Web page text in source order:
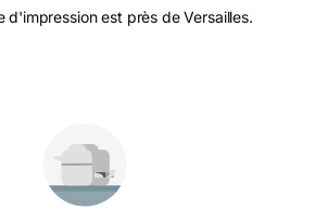
d'impression est près de Versailles.